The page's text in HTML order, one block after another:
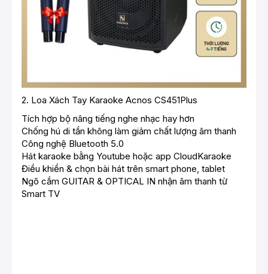
2. Loa Xách Tay Karaoke Acnos CS451Plus
Tích hợp bộ nâng tiếng nghe nhạc hay hơn
Chống hú di tần không làm giảm chất lượng âm thanh
Công nghệ Bluetooth 5.0
Hát karaoke bằng Youtube hoặc app CloudKaraoke
Điều khiển & chọn bài hát trên smart phone, tablet
Ngõ cắm GUITAR & OPTICAL IN nhận âm thanh từ
Smart TV